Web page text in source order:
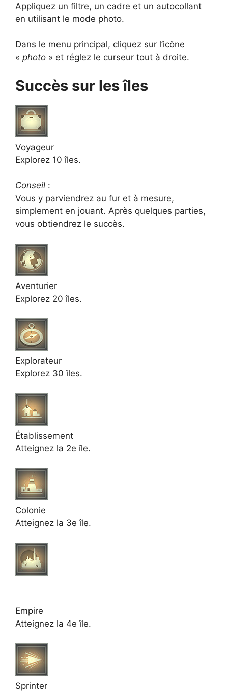
Appliquez un filtre, un cadre et un autocollant
en utilisant le mode photo.
Dans le menu principal, cliquez sur l’icône
« photo » et réglez le curseur tout à droite.
Succès sur les îles
Voyageur
Explorez 10 îles.
Conseil :
Vous y parviendrez au fur et à mesure,
simplement en jouant. Après quelques parties,
vous obtiendrez le succès.
Aventurier
Explorez 20 îles.
Explorateur
Explorez 30 îles.
Établissement
Atteignez la 2e île.
Colonie
Atteignez la 3e île.
Empire
Atteignez la 4e île.
Sprinter